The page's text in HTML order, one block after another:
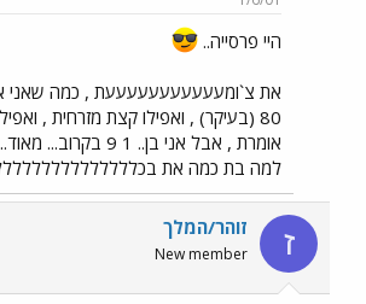
היי פרסייה..
את צ`ומעעעעעעעעעעעת , כמה שאני
80 (בעיקר) , ואפילו קצת מזרחית ,
למה בת כמה את
ז זוהר/המלך
New member